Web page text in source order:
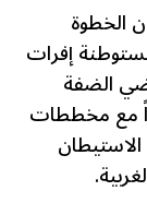
الخطوة
إفرات
الضفة
مع مخططات
الاستيطان